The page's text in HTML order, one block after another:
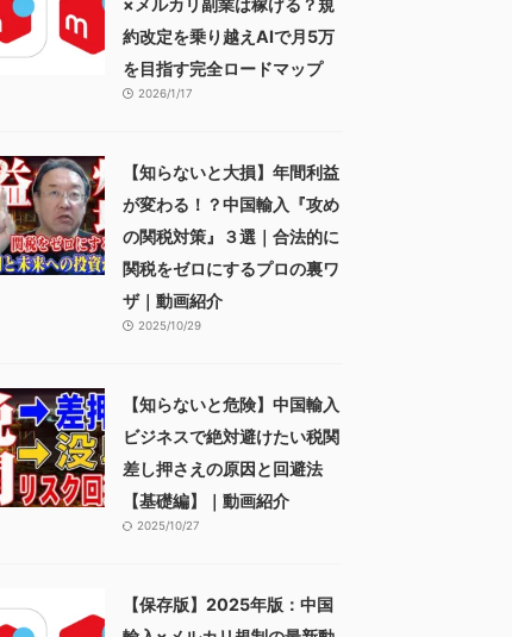
約改定を乗り越えAIで月5万
を目指す完全ロードマップ
2026/1/17
【知らないと大損】年間利益
が変わる！？中国輸入『攻め
の関税対策』３選｜合法的に
関税をゼロにするプロの裏ワ
ザ｜動画紹介
2025/10/29
【知らないと危険】中国輸入
ビジネスで絶対避けたい税関
差し押さえの原因と回避法
【基礎編】｜動画紹介
2025/10/27
【保存版】2025年版：中国